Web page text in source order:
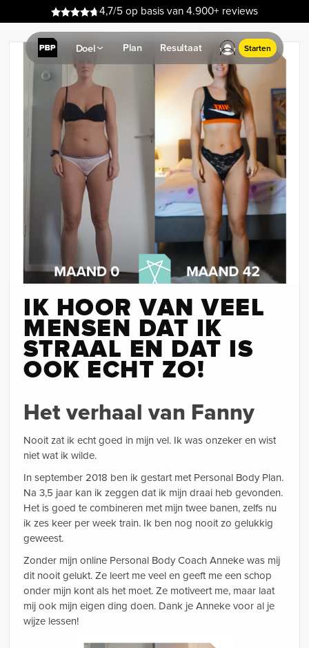
4,7/5 op basis van 4.900+ reviews
Doel Plan Resultaat Starten
IK HOOR VAN VEEL
MENSEN DAT IK
STRAAL EN DAT IS
OOK ECHT ZO!
Het verhaal van Fanny
Nooit zat ik echt goed in mijn vel. Ik was onzeker en wist
niet wat ik wilde.
In september 2018 ben ik gestart met Personal Body Plan.
Na 3,5 jaar kan ik zeggen dat ik mijn draai heb gevonden.
Het is goed te combineren met mijn twee banen, zelfs nu
ik zes keer per week train. Ik ben nog nooit zo gelukkig
geweest.
Zonder mijn online Personal Body Coach Anneke was mij
dit nooit gelukt. Ze leert me veel en geeft me een schop
onder mijn kont als het moet. Ze motiveert me, maar laat
mij ook mijn eigen ding doen. Dank je Anneke voor al je
wijze lessen!